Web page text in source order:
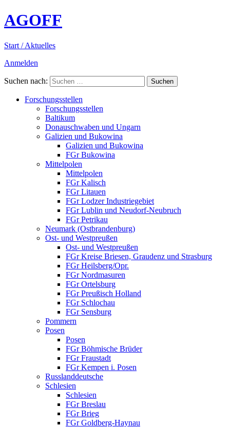
AGOFF
Start / Aktuelles
Anmelden
Suchen nach:
Forschungsstellen
Forschungsstellen
Baltikum
Donauschwaben und Ungarn
Galizien und Bukowina
Galizien und Bukowina
FGr Bukowina
Mittelpolen
Mittelpolen
FGr Kalisch
FGr Litauen
FGr Lodzer Industriegebiet
FGr Lublin und Neudorf-Neubruch
FGr Petrikau
Neumark (Ostbrandenburg)
Ost- und Westpreußen
Ost- und Westpreußen
FGr Kreise Briesen, Graudenz und Strasburg
FGr Heilsberg/Opr.
FGr Nordmasuren
FGr Ortelsburg
FGr Preußisch Holland
FGr Schlochau
FGr Sensburg
Pommern
Posen
Posen
FGr Böhmische Brüder
FGr Fraustadt
FGr Kempen i. Posen
Russlanddeutsche
Schlesien
Schlesien
FGr Breslau
FGr Brieg
FGr Goldberg-Haynau